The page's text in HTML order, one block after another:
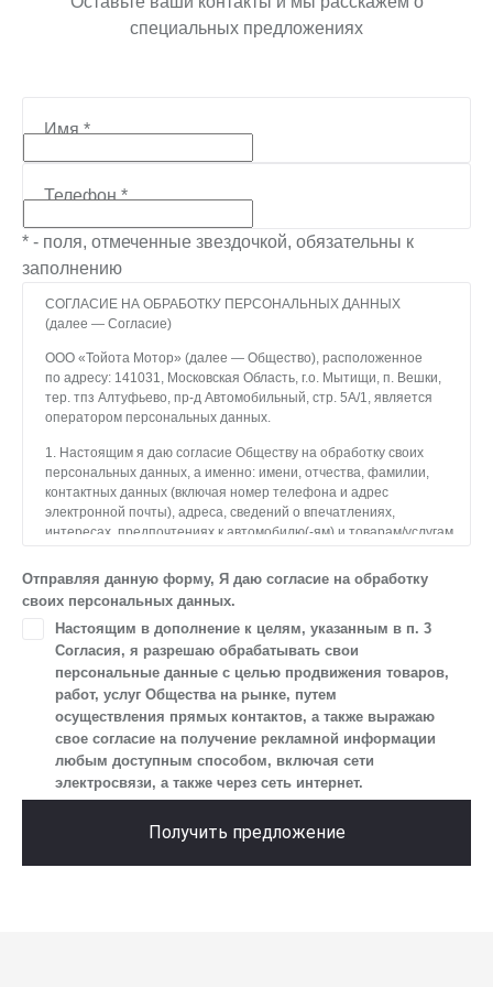
специальных предложениях
Имя*
Телефон*
* - поля, отмеченные звездочкой, обязательны к
заполнению
СОГЛАСИЕ НА ОБРАБОТКУ ПЕРСОНАЛЬНЫХ ДАННЫХ
(далее — Согласие)
ООО «Тойота Мотор» (далее — Общество), расположенное
по адресу: 141031, Московская Область, г.о. Мытищи, п. Вешки,
тер. тпз Алтуфьево, пр-д Автомобильный, стр. 5А/1, является
оператором персональных данных.
1. Настоящим я даю согласие Обществу на обработку своих
персональных данных, а именно: имени, отчества, фамилии,
контактных данных (включая номер телефона и адрес
электронной почты), адреса, сведений о впечатлениях,
интересах, предпочтениях к автомобилю(-ям) и товарам/услугам,
устройства и модели мобильного телефона посетителя сайта,
уникального идентификатора посетителя сайта,
предпочтительного времени и способа для контакта, истории
контактов.
следующие действия: сбор, запись, систематизация,
накопление, хранение, уточнение (обновление, изменение),
извлечение, использование, передача (предоставление, доступ),
блокирование, удаление, уничтожение персональных данных.
Общество обрабатывает персональные данные
с использованием средств автоматизации.
осуществление взаимодействия Общества с посетителями
Отправляя данную форму, Я даю согласие на обработку
своих персональных данных.
Настоящим в дополнение к целям, указанным в п. 3
Согласия, я разрешаю обрабатывать свои
персональные данные с целью продвижения товаров,
работ, услуг Общества на рынке, путем
осуществления прямых контактов, а также выражаю
свое согласие на получение рекламной информации
любым доступным способом, включая сети
электросвязи, а также через сеть интернет.
Получить предложение